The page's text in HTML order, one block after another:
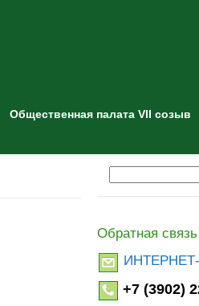
Общественная палата VII созыв
Обратная связь
+7 (3902)